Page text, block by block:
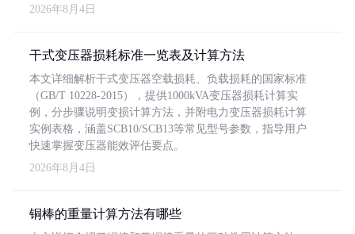
2026年8月4日
干式变压器损耗标准一览表及计算方法
本文详细解析干式变压器空载损耗、负载损耗的国家标准
（GB/T 10228-2015），提供1000kVA变压器损耗计算实
例，分步骤说明变损计算方法，并附电力变压器损耗计算
实例表格，涵盖SCB10/SCB13等常见型号参数，指导用户
快速掌握变压器能效评估要点。
2026年8月4日
铜棒的重量计算方法有哪些